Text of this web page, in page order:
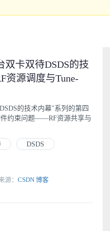
双卡双待DSDS的技
资源调度与Tune-
的技术内幕"系列的第四
件约束问题——RF资源共享与
DSDS
源： CSDN 博客